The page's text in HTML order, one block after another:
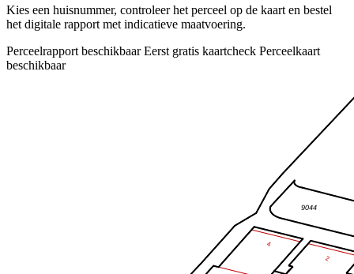
Kies een huisnummer, controleer het perceel op de kaart en bestel
het digitale rapport met indicatieve maatvoering.
Perceelrapport beschikbaar Eerst gratis kaartcheck Perceelkaart
beschikbaar